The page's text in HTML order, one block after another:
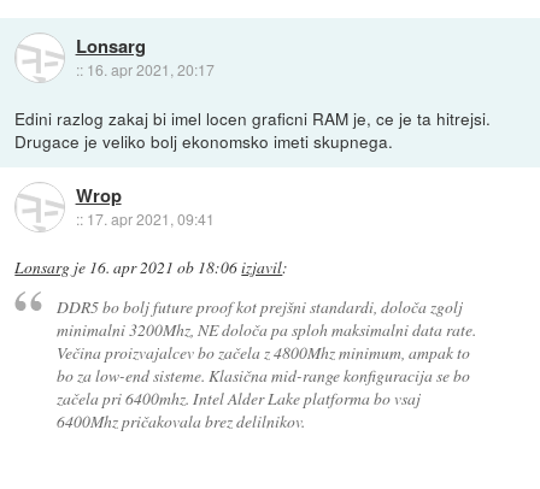
Lonsarg
:: 16. apr 2021, 20:17
Edini razlog zakaj bi imel locen graficni RAM je, ce je ta hitrejsi.
Drugace je veliko bolj ekonomsko imeti skupnega.
Wrop
:: 17. apr 2021, 09:41
Lonsarg je 16. apr 2021 ob 18:06izjavil:
DDR5 bo bolj future proof kot prejšni standardi, določa zgolj
minimalni 3200Mhz, NE določa pa sploh maksimalni data rate.
Večina proizvajalcev bo začela z 4800Mhz minimum, ampak to
bo za low-end sisteme. Klasična mid-range konfiguracija se bo
začela pri 6400mhz. Intel Alder Lake platforma bo vsaj
6400Mhz pričakovala brez delilnikov.